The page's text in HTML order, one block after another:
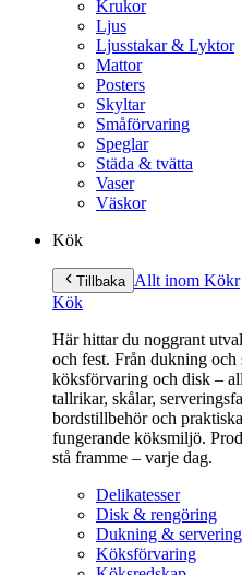
Krukor
Ljus
Ljusstakar & Lyktor
Mattor
Posters
Skyltar
Småförvaring
Speglar
Städa & tvätta
Vaser
Väskor
Kök
Tillbaka Allt inom Kökr
Kök
Här hittar du noggrant
och fest. Från dukning
köksförvaring och disk –
tallrikar, skålar,
bordstillbehör och
fungerande köksmiljö.
stå framme – varje dag.
Delikatesser
Disk & rengöring
Dukning & servering
Köksförvaring